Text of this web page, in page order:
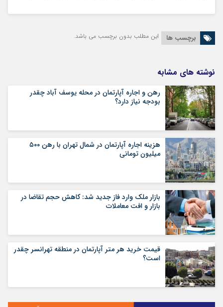
برچسب ها این مطلب بدون برچسب می باشد.
نوشته های مشابه
رهن و اجاره آپارتمان در محله یوسف آباد چقدر
بودجه نیاز دارد؟
هزینه اجاره آپارتمان در شمال تهران با رهن ۵۰۰
میلیون تومانی
بازار ملک وارد فاز جدید شد: کاهش حجم تقاضا در
بازار و افت معاملات
قیمت خرید هر متر آپارتمان در منطقه تهرانسر چقدر
است؟